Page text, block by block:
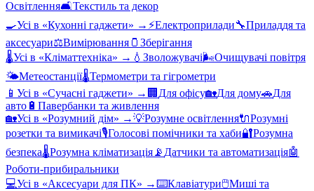
Освітлення🛋️Текстиль та декор
🍳Усі в «Кухонні гаджети» → ⚡Електроприлади🔧Приладдя та
аксесуари⚖️Вимірювання 🫙 Зберігання
🌡️Усі в «Кліматтехніка» → 💧 Зволожувачі🌬️Очищувачі повітря
🌤️Метеостанції🌡️Термометри та гігрометри
📱 Усі в «Сучасні гаджети» → 🏢 Для офісу🏡Для дому🚗Для
авто 🔋 Павербанки та живлення
🏡Усі в «Розумний дім» →💡Розумне освітлення🔌Розумні
розетки та вимикачі🎙️Голосові помічники та хаби🔐Розумна
безпека🌡️Розумна кліматизація 📡 Датчики та автоматизація🤖
Роботи-прибиральники
💻Усі в «Аксесуари для ПК» →⌨️Клавіатури🖱️Миші та